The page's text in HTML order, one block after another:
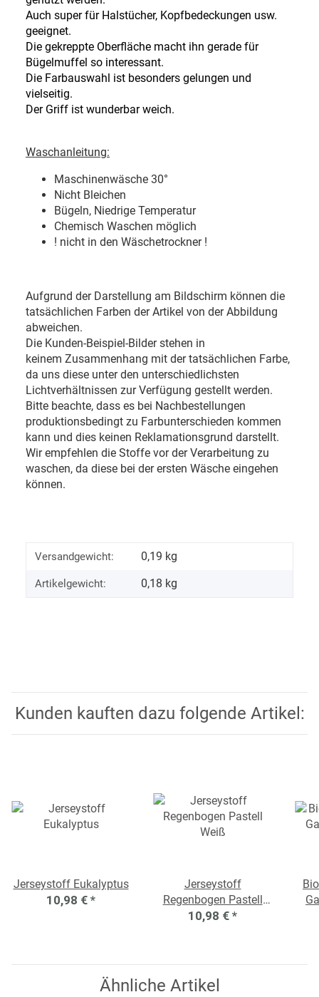
Auch super für Halstücher, Kopfbedeckungen usw.
geeignet.
Die gekreppte Oberfläche macht ihn gerade für
Bügelmuffel so interessant.
Die Farbauswahl ist besonders gelungen und
vielseitig.
Der Griff ist wunderbar weich.
Waschanleitung:
Maschinenwäsche 30°
Nicht Bleichen
Bügeln, Niedrige Temperatur
Chemisch Waschen möglich
! nicht in den Wäschetrockner !
Aufgrund der Darstellung am Bildschirm können die
tatsächlichen Farben der Artikel von der Abbildung
abweichen.
Die Kunden-Beispiel-Bilder stehen in
keinem Zusammenhang mit der tatsächlichen Farbe,
da uns diese unter den unterschiedlichsten
Lichtverhältnissen zur Verfügung gestellt werden.
Bitte beachte, dass es bei Nachbestellungen
produktionsbedingt zu Farbunterschieden kommen
kann und dies keinen Reklamationsgrund darstellt.
Wir empfehlen die Stoffe vor der Verarbeitung zu
waschen, da diese bei der ersten Wäsche eingehen
können.
Versandgewicht: 0,19 kg
Artikelgewicht: 0,18 kg
Kunden kauften dazu folgende Artikel:
Jerseystoff Eukalyptus
10,98 € *
Jerseystoff
Regenbogen Pastell
Weiß
10,98 € *
Ähnliche Artikel